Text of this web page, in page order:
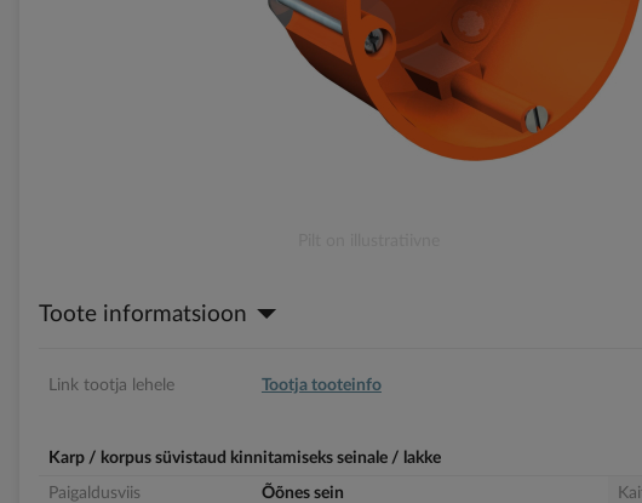
beginning
images
Toote informatsioon
Link tootja lehele Tootja tooteinfo
Karp / korpus süvistaud kinnitamiseks seinale / lakke
Paigaldusviis
Õõnes sein